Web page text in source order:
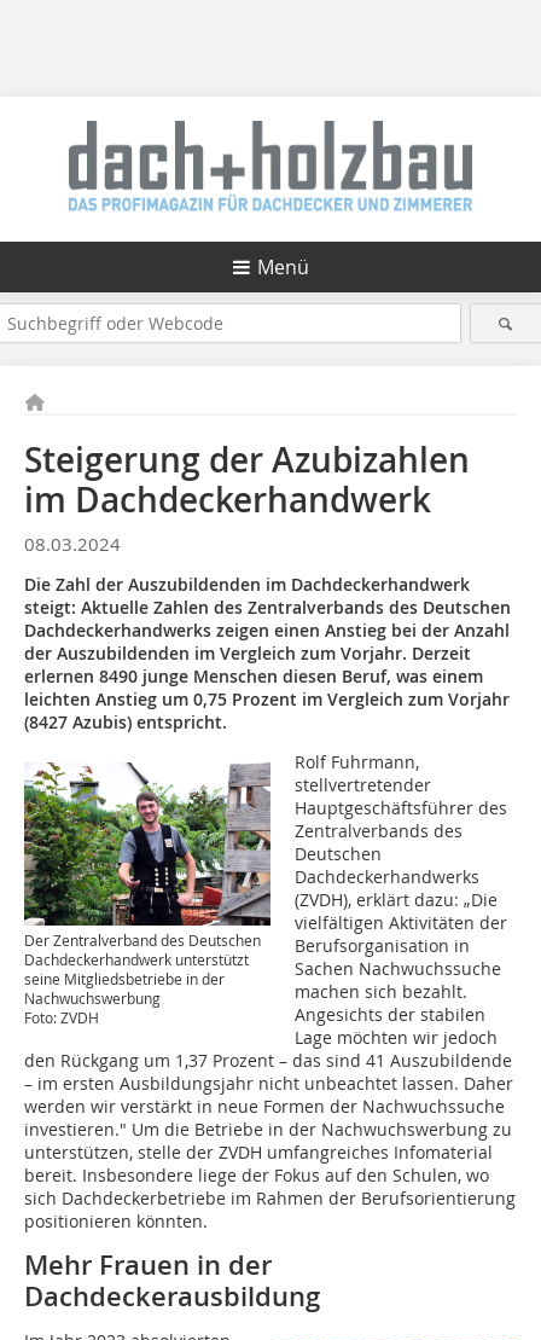
Menü
Steigerung der Azubizahlen
im Dachdeckerhandwerk
08.03.2024
Die Zahl der Auszubildenden im Dachdeckerhandwerk
steigt: Aktuelle Zahlen des Zentralverbands des Deutschen
Dachdeckerhandwerks zeigen einen Anstieg bei der Anzahl
der Auszubildenden im Vergleich zum Vorjahr. Derzeit
erlernen 8490 junge Menschen diesen Beruf, was einem
leichten Anstieg um 0,75 Prozent im Vergleich zum Vorjahr
(8427 Azubis) entspricht.
Der Zentralverband des Deutschen
Dachdeckerhandwerk unterstützt
seine Mitgliedsbetriebe in der
Nachwuchswerbung
Foto: ZVDH
Rolf Fuhrmann,
stellvertretender
Hauptgeschäftsführer des
Zentralverbands des
Deutschen
Dachdeckerhandwerks
(ZVDH), erklärt dazu: „Die
vielfältigen Aktivitäten der
Berufsorganisation in
Sachen Nachwuchssuche
machen sich bezahlt.
Angesichts der stabilen
Lage möchten wir jedoch
den Rückgang um 1,37 Prozent – das sind 41 Auszubildende
– im ersten Ausbildungsjahr nicht unbeachtet lassen. Daher
werden wir verstärkt in neue Formen der Nachwuchssuche
investieren." Um die Betriebe in der Nachwuchswerbung zu
unterstützen, stelle der ZVDH umfangreiches Infomaterial
bereit. Insbesondere liege der Fokus auf den Schulen, wo
sich Dachdeckerbetriebe im Rahmen der Berufsorientierung
positionieren könnten.
Mehr Frauen in der
Dachdeckerausbildung